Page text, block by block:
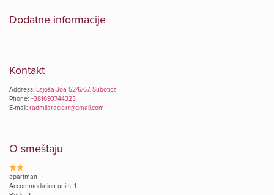
Dodatne informacije
Kontakt
Address: Lajoša Joa 52/6/67, Subotica
Phone: +381693744323
E-mail: radmilaracic.rr@gmail.com
O smeštaju
apartman
Accommodation units: 1